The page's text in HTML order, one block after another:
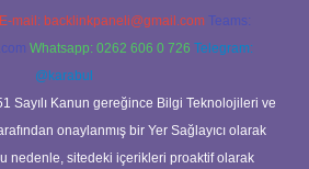
E-mail: backlinkpaneli@gmail.com Teams:
Whatsapp: 0262 606 0 726 Telegram:
@karabul
Sayılı Kanun gereğince Bilgi Teknolojileri ve
onaylanmış bir Yer Sağlayıcı olarak
nedenle, sitedeki içerikleri proaktif olarak